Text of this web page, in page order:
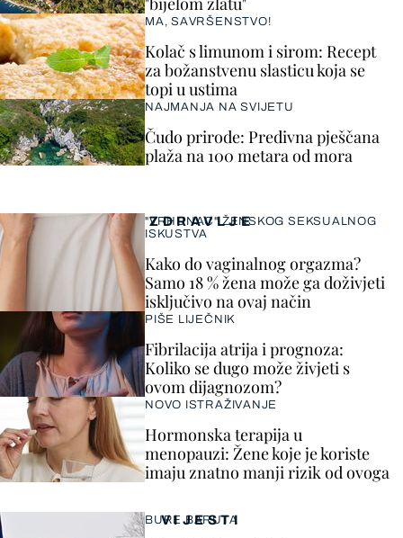
VIJESTI
BURE BARUTA
ZDRAVLJE
"VRHUNAC" ŽENSKOG SEKSUALNOG
ISKUSTVA
Kako do vaginalnog orgazma?
Samo 18 % žena može ga doživjeti
isključivo na ovaj način
PIŠE LIJEČNIK
Fibrilacija atrija i prognoza:
Koliko se dugo može živjeti s
ovom dijagnozom?
NOVO ISTRAŽIVANJE
Hormonska terapija u
menopauzi: Žene koje je koriste
imaju znatno manji rizik od ovoga
MA, SAVRŠENSTVO!
Kolač s limunom i sirom: Recept
za božanstvenu slasticu koja se
topi u ustima
NAJMANJA NA SVIJETU
Čudo prirode: Predivna pješčana
plaža na 100 metara od mora